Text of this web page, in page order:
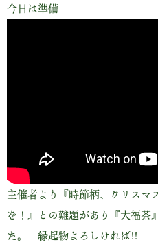
今日は準備
主催者より『時節柄、クリスマ
を！』との難題があり『大福茶
た。 縁起物よろしければ!!